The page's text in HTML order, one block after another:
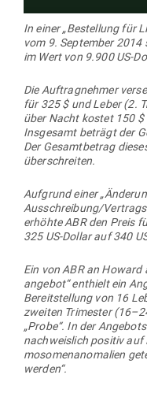
In einer „Bestellung für
vom 9. Sep­tember 2014
im Wert von 9.900 US-
Die Auf­trag­nehmer
für 325 $ und Leber (2.
über Nacht kostet 150 $
Ins­gesamt beträgt der
Der Gesamt­betrag
überschreiten.
Auf­grund einer
Ausschreibung/
erhöhte ABR den Preis
325 US-Dollar auf 340
Ein von ABR an
an­gebot“ ent­hielt ein
Bereit­stellung von 16
zweiten Tri­mester
„Probe“. In der
nach­weislich positiv auf
mo­so­men­an­omalien
werden“.